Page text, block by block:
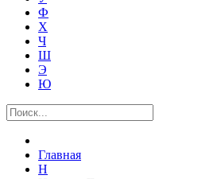
Ф
Х
Ч
Ш
Э
Ю
Главная
Н